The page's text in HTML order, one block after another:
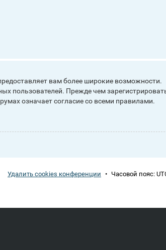
вам более широкие возможности.
пользователей. Прежде чем
означает согласие со всеми правилами.
Удалить cookies конференции • Часовой пояс: